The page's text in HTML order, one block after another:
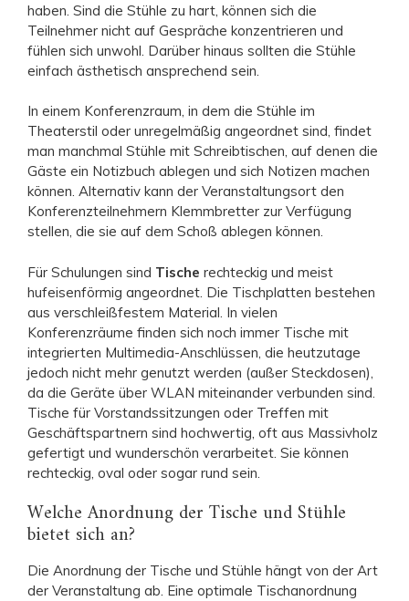
haben. Sind die Stühle zu hart, können sich die
Teilnehmer nicht auf Gespräche konzentrieren und
fühlen sich unwohl. Darüber hinaus sollten die Stühle
einfach ästhetisch ansprechend sein.
In einem Konferenzraum, in dem die Stühle im
Theaterstil oder unregelmäßig angeordnet sind, findet
man manchmal Stühle mit Schreibtischen, auf denen die
Gäste ein Notizbuch ablegen und sich Notizen machen
können. Alternativ kann der Veranstaltungsort den
Konferenzteilnehmern Klemmbretter zur Verfügung
stellen, die sie auf dem Schoß ablegen können.
Für Schulungen sind Tische rechteckig und meist
hufeisenförmig angeordnet. Die Tischplatten bestehen
aus verschleißfestem Material. In vielen
Konferenzräume finden sich noch immer Tische mit
integrierten Multimedia-Anschlüssen, die heutzutage
jedoch nicht mehr genutzt werden (außer Steckdosen),
da die Geräte über WLAN miteinander verbunden sind.
Tische für Vorstandssitzungen oder Treffen mit
Geschäftspartnern sind hochwertig, oft aus Massivholz
gefertigt und wunderschön verarbeitet. Sie können
rechteckig, oval oder sogar rund sein.
Welche Anordnung der Tische und Stühle
bietet sich an?
Die Anordnung der Tische und Stühle hängt von der Art
der Veranstaltung ab. Eine optimale Tischanordnung